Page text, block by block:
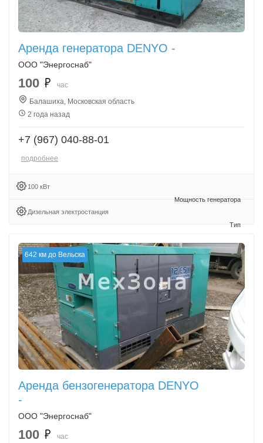
Аренда генератора DENYO -
ООО "Энергоснаб"
100
час
Балашиха, Московская область
2 года назад
+7 (967) 040-88-01
подробнее
100 кВт
Дизельная электростанция
642 км до Вельска
Аренда бензогенератора DENYO
-
ООО "Энергоснаб"
100
час